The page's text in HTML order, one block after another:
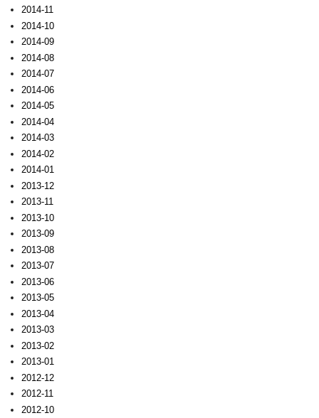
2014-11
2014-10
2014-09
2014-08
2014-07
2014-06
2014-05
2014-04
2014-03
2014-02
2014-01
2013-12
2013-11
2013-10
2013-09
2013-08
2013-07
2013-06
2013-05
2013-04
2013-03
2013-02
2013-01
2012-12
2012-11
2012-10